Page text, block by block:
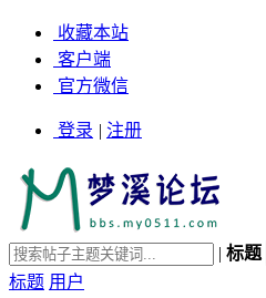
收藏本站
客户端
官方微信
登录 | 注册
| 标题
标题 用户